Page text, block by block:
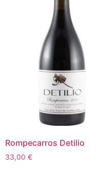
Rompecarros Detilio
33,00 €